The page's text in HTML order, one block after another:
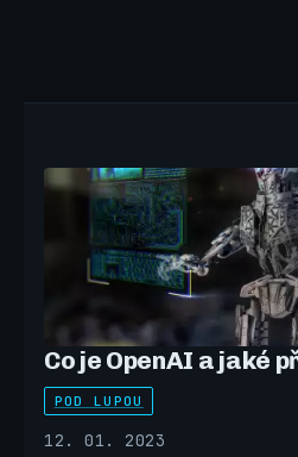
Co je OpenAI a jaké
POD LUPOU
12. 01. 2023